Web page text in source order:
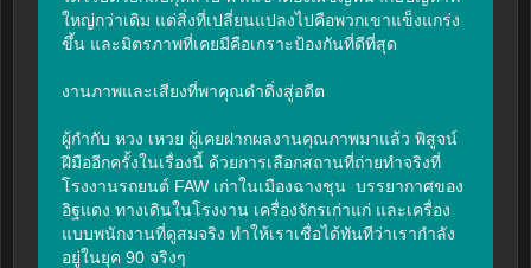
ใหญ่กว่าเดิม แต่สิ่งที่เปลี่ยนแปลงไปคือพวกเขาแข็งแกร่ง
ขึ้น และมิตรภาพที่เคยมีคือเกราะป้องกันที่ดีที่สุด
งานภาพและเสียงที่พาคุณดำดิ่งสู่อดีต
ผู้กำกับ หวง เหวย ผู้เคยฝากผลงานคุณภาพมาแล้ว พิสูจน์
ฝีมืออีกครั้งในเรื่องนี้ ด้วยการเลือกสถานที่ถ่ายทำจริงที่
โรงงานรถยนต์ FAW เก่าในเมืองฉางชุน  บรรยากาศของ
อิฐแดง ทางเดินในโรงงาน เครื่องจักรเก่าแก่ และเครื่อง
แบบพนักงานที่ดูสมจริง ทำให้เราเชื่อได้ทันทีว่าเรากำลัง
อยู่ในยุค 90 จริงๆ